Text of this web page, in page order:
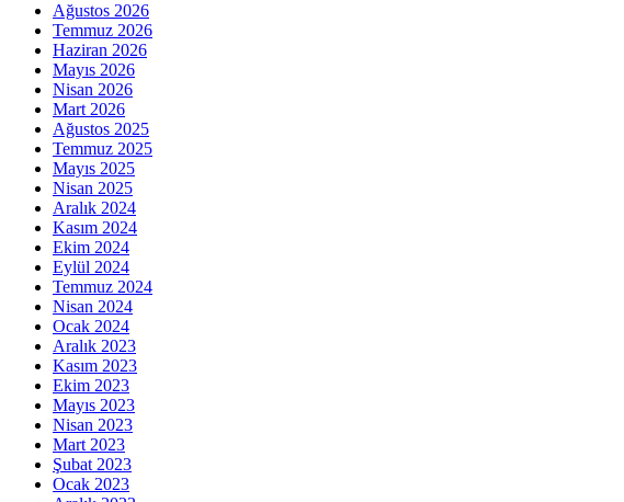
Ağustos 2026
Temmuz 2026
Haziran 2026
Mayıs 2026
Nisan 2026
Mart 2026
Ağustos 2025
Temmuz 2025
Mayıs 2025
Nisan 2025
Aralık 2024
Kasım 2024
Ekim 2024
Eylül 2024
Temmuz 2024
Nisan 2024
Ocak 2024
Aralık 2023
Kasım 2023
Ekim 2023
Mayıs 2023
Nisan 2023
Mart 2023
Şubat 2023
Ocak 2023